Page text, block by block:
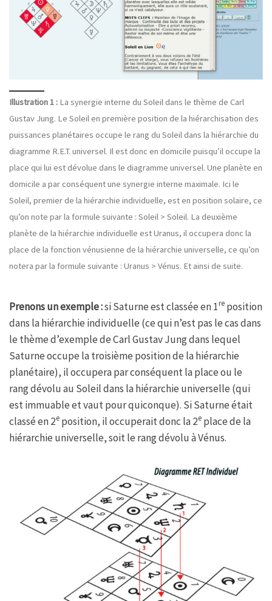
Illustration 1 : La synergie interne du Soleil dans le thème de Carl
Gustav Jung. Le Soleil en première position de la hiérarchisation des
puissances planétaires occupe le rang du Soleil dans la hiérarchie du
diagramme R.E.T. universel. Il est donc en domicile puisqu’il occupe la
place qui lui est dévolue dans le diagramme universel. Une planète en
domicile a par conséquent une synergie interne maximale. Ici le
Soleil, premier de la hiérarchie individuelle, est en position solaire, ce
qu’on note par la formule suivante : Soleil > Soleil. La deuxième
planète de la hiérarchie individuelle est Uranus, il occupera donc la
place de la fonction vénusienne de la hiérarchie universelle, ce qu’on
notera par la formule suivante : Uranus > Vénus. Et ainsi de suite.
Prenons un exemple :si Saturne est classée en 1re position
dans la hiérarchie individuelle (ce qui n’est pas le cas dans
le thème d’exemple de Carl Gustav Jung dans lequel
Saturne occupe la troisième position de la hiérarchie
planétaire), il occupera par conséquent la place ou le
rang dévolu au Soleil dans la hiérarchie universelle (qui
est immuable et vaut pour quiconque). Si Saturne était
classé en 2e position, il occuperait donc la 2e place de la
hiérarchie universelle, soit le rang dévolu à Vénus.